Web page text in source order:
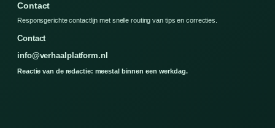
Contact
Responsgerichte contactlijn met snelle routing van tips en correcties.
Contact
info@verhaalplatform.nl
Reactie van de redactie: meestal binnen een werkdag.